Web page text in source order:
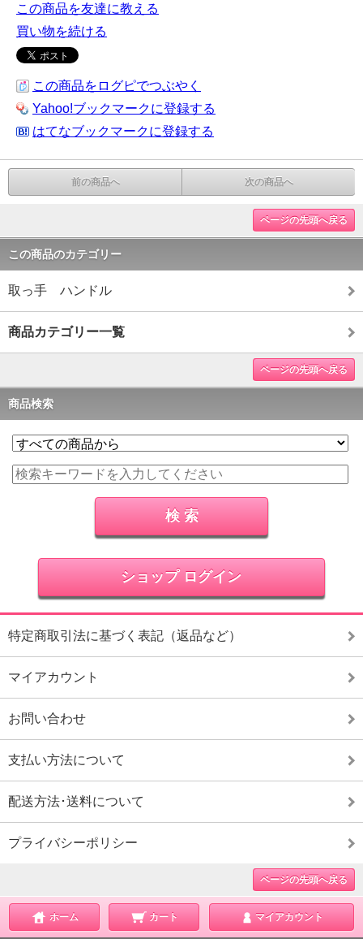
この商品を友達に教える
買い物を続ける
この商品をログピでつぶやく
Yahoo!ブックマークに登録する
はてなブックマークに登録する
前の商品へ 次の商品へ
ページの先頭へ戻る
この商品のカテゴリー
取っ手 ハンドル
商品カテゴリー一覧
ページの先頭へ戻る
商品検索
ショップ ログイン
特定商取引法に基づく表記（返品など）
マイアカウント
お問い合わせ
支払い方法について
配送方法･送料について
プライバシーポリシー
ページの先頭へ戻る
ホーム カート マイアカウント